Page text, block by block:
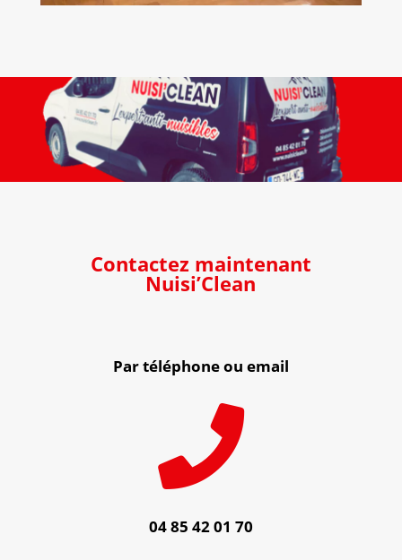
Contactez maintenant
Nuisi’Clean
Par téléphone ou email

04 85 42 01 70